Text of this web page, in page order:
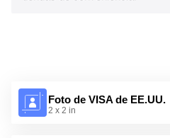
Foto de VISA de EE.UU.
2 x 2 in